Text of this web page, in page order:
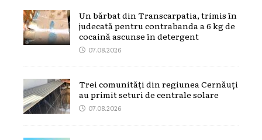
Un bărbat din Transcarpatia, trimis în
judecată pentru contrabanda a 6 kg de
cocaină ascunse în detergent
07.08.2026
Trei comunități din regiunea Cernăuți
au primit seturi de centrale solare
07.08.2026